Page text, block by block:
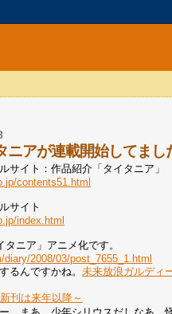
ニアが連載開始してまし
サイト：作品紹介「タイタニア」
contents51.html
サイト
index.html
ニア」アニメ化です。
2008/03/post_7655_1.html
るんですかね。未来放浪ガルディ
刊は来年以降～